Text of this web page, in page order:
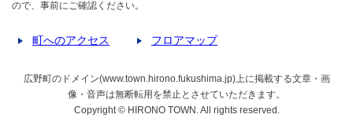
ので、事前にご確認ください。
町へのアクセス フロアマップ
広野町のドメイン(www.town.hirono.fukushima.jp)上に掲載する文章・画
像・音声は無断転用を禁止とさせていただきます。
Copyright © HIRONO TOWN. All rights reserved.